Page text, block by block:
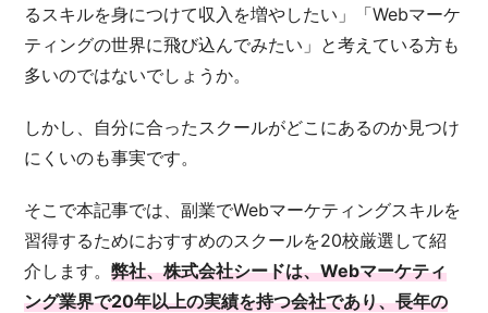
るスキルを身につけて収入を増やしたい」「Webマーケ
ティングの世界に飛び込んでみたい」と考えている方も
多いのではないでしょうか。
しかし、自分に合ったスクールがどこにあるのか見つけ
にくいのも事実です。
そこで本記事では、副業でWebマーケティングスキルを
習得するためにおすすめのスクールを20校厳選して紹
介します。弊社、株式会社シードは、Webマーケティ
ング業界で20年以上の実績を持つ会社であり、長年の